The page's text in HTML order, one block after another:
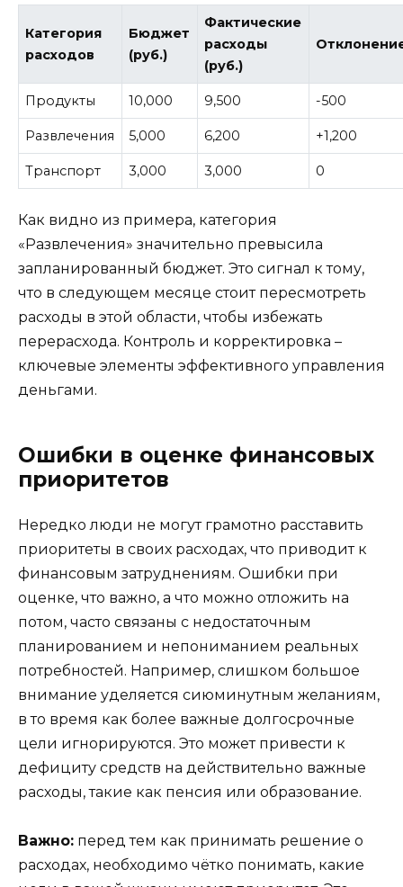
Категория
расходов
Бюджет
(руб.)
Фактические
расходы
(руб.)
Продукты 10,000 9,500 -500
Развлечения 5,000 6,200 +1,200
Транспорт 3,000 3,000 0
Как видно из примера, категория
«Развлечения» значительно превысила
запланированный бюджет. Это сигнал к тому,
что в следующем месяце стоит пересмотреть
расходы в этой области, чтобы избежать
перерасхода. Контроль и корректировка –
ключевые элементы эффективного управления
деньгами.
Ошибки в оценке финансовых
приоритетов
Нередко люди не могут грамотно расставить
приоритеты в своих расходах, что приводит к
финансовым затруднениям. Ошибки при
оценке, что важно, а что можно отложить на
потом, часто связаны с недостаточным
планированием и непониманием реальных
потребностей. Например, слишком большое
внимание уделяется сиюминутным желаниям,
в то время как более важные долгосрочные
цели игнорируются. Это может привести к
дефициту средств на действительно важные
расходы, такие как пенсия или образование.
Важно: перед тем как принимать решение о
расходах, необходимо чётко понимать, какие